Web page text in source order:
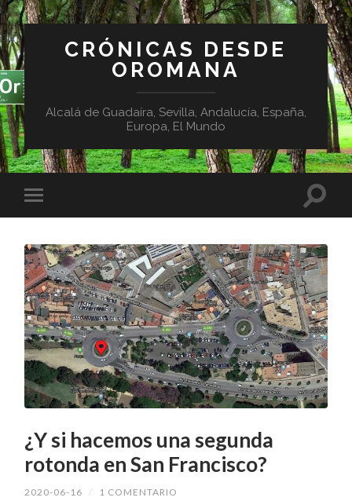
CRÓNICAS DESDE
OROMANA
Alcalá de Guadaíra, Sevilla, Andalucía, España,
Europa, El Mundo
¿Y si hacemos una segunda
rotonda en San Francisco?
2020-06-16 / 1 COMENTARIO